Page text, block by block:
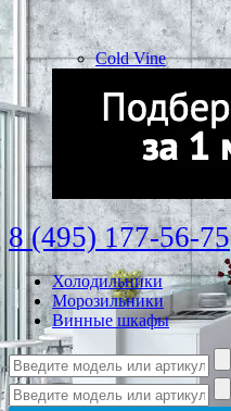
Cold Vine
8 (495) 177-56-75
Холодильники
Морозильники
Винные шкафы